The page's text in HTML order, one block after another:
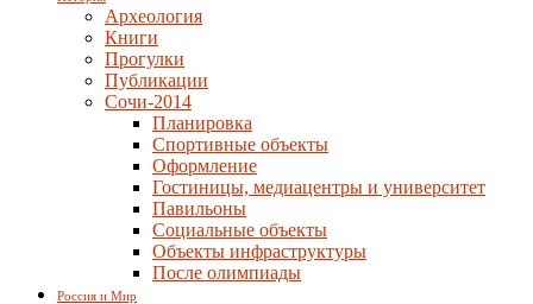
Археология
Книги
Прогулки
Публикации
Сочи-2014
Планировка
Спортивные объекты
Оформление
Гостиницы, медиацентры и университет
Павильоны
Социальные объекты
Объекты инфраструктуры
После олимпиады
Россия и Мир